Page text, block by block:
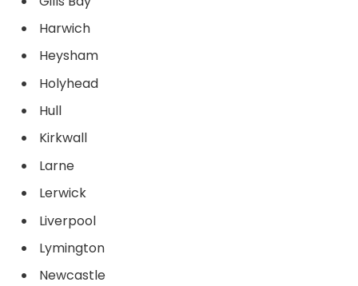
Harwich
Heysham
Holyhead
Hull
Kirkwall
Larne
Lerwick
Liverpool
Lymington
Newcastle